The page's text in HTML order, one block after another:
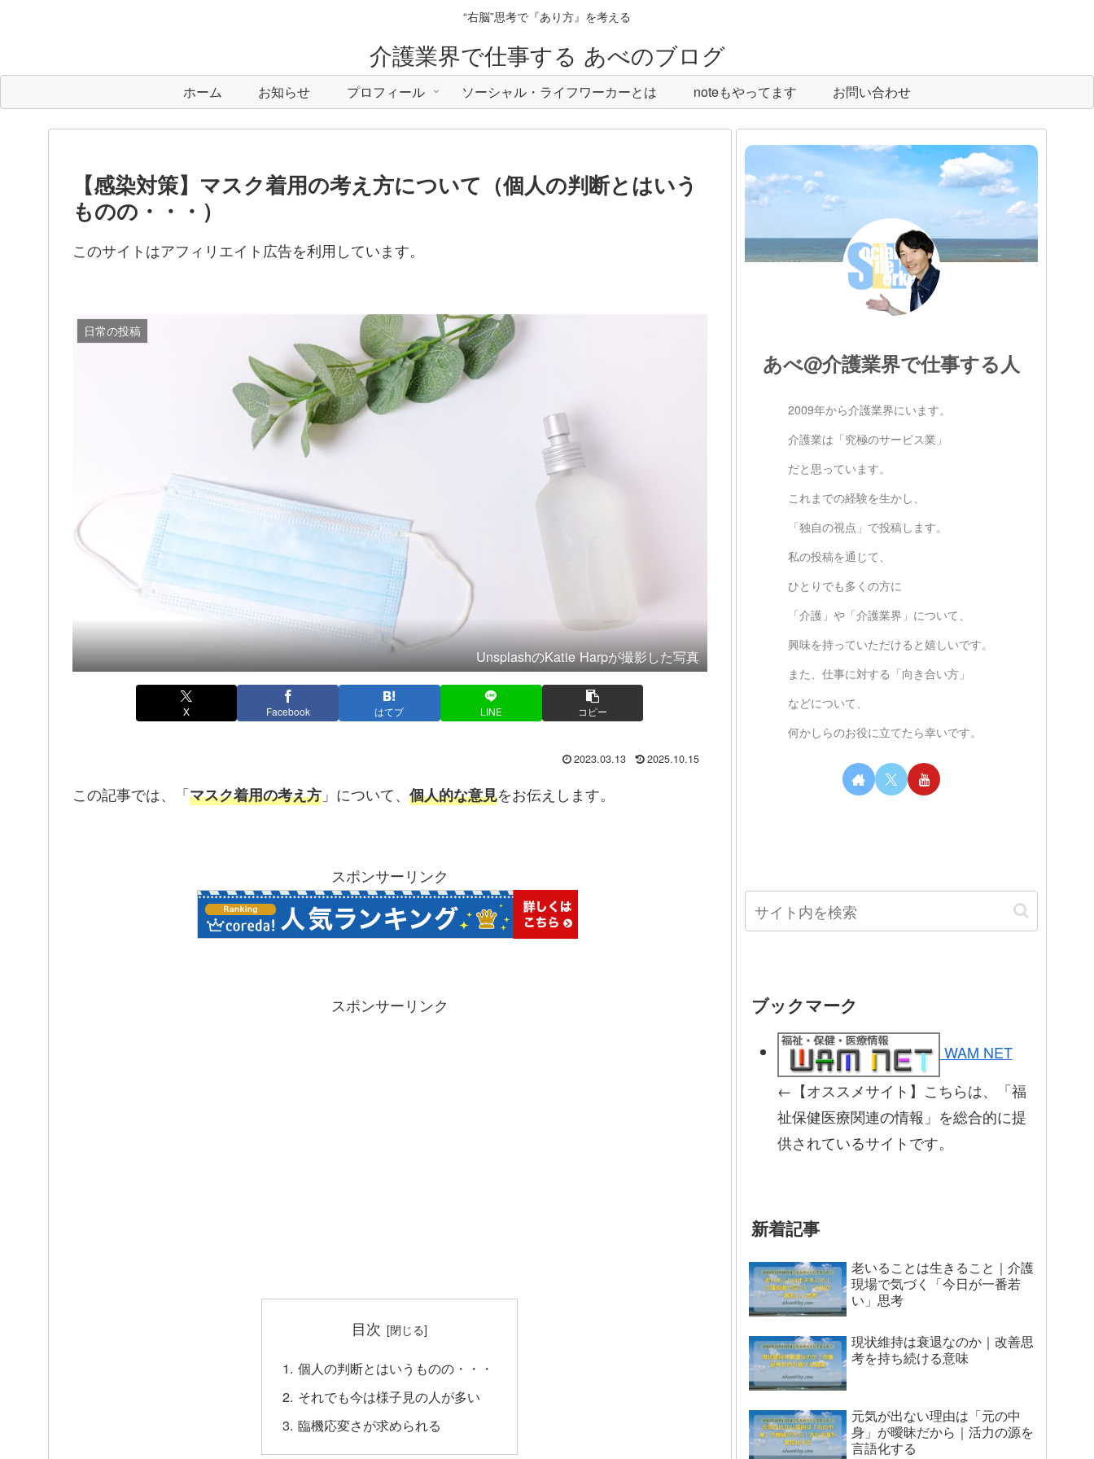
“右脳”思考で『あり方』を考える
介護業界で仕事する あべのブログ
ホーム お知らせ プロフィール ソーシャル・ライフワーカーとは noteもやってます お問い合わせ
【感染対策】マスク着用の考え方について（個人の判断とはいう
ものの・・・）
このサイトはアフィリエイト広告を利用しています。
日常の投稿
UnsplashのKatie Harpが撮影した写真
X Facebook はてブ LINE コピー
2023.03.13 2025.10.15
この記事では、「マスク着用の考え方」について、 個人的な意見をお伝えします。
スポンサーリンク
スポンサーリンク
目次
個人の判断とはいうものの・・・
それでも今は様子見の人が多い
臨機応変さが求められる
あべ@介護業界で仕事する人
2009年から介護業界にいます。
介護業は「究極のサービス業」
だと思っています。
これまでの経験を生かし、
「独自の視点」で投稿します。
私の投稿を通じて、
ひとりでも多くの方に
「介護」や「介護業界」について、
興味を持っていただけると嬉しいです。
また、仕事に対する「向き合い方」
などについて、
何かしらのお役に立てたら幸いです。
ブックマーク
WAM NET
←【オススメサイト】こちらは、「福
祉保健医療関連の情報」を総合的に提
供されているサイトです。
新着記事
老いることは生きること｜介護
現場で気づく「今日が一番若
い」思考
現状維持は衰退なのか｜改善思
考を持ち続ける意味
元気が出ない理由は「元の中
身」が曖昧だから｜活力の源を
言語化する